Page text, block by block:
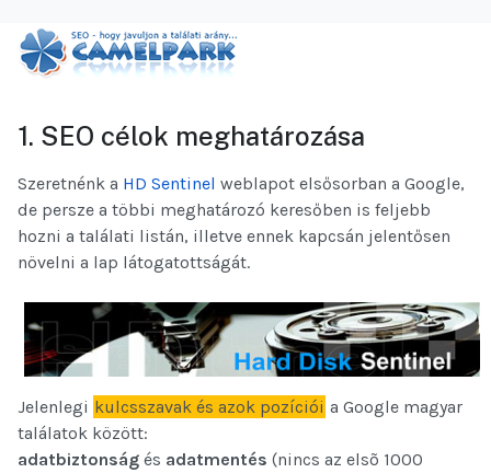
1. SEO célok meghatározása
Szeretnénk a HD Sentinel weblapot elsősorban a Google,
de persze a többi meghatározó keresőben is feljebb
hozni a találati listán, illetve ennek kapcsán jelentősen
növelni a lap látogatottságát.
Jelenlegi kulcsszavak és azok pozíciói a Google magyar
találatok között:
adatbiztonság és adatmentés (nincs az elsõ 1000